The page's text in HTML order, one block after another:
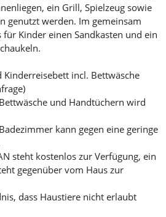
ein Grill, Spielzeug sowie
genutzt werden. Im gemeinsam
Kinder einen Sandkasten und ein
incl. Bettwäsche
und Handtüchern wird
kann gegen eine geringe
steht kostenlos zur Verfügung, ein
gegenüber vom Haus zur
dass Haustiere nicht erlaubt